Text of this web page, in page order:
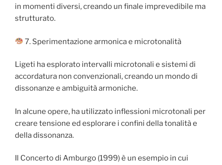
in momenti diversi, creando un finale imprevedibile ma
strutturato.
7. Sperimentazione armonica e microtonalità
Ligeti ha esplorato intervalli microtonali e sistemi di
accordatura non convenzionali, creando un mondo di
dissonanze e ambiguità armoniche.
In alcune opere, ha utilizzato inflessioni microtonali per
creare tensione ed esplorare i confini della tonalità e
della dissonanza.
Il Concerto di Amburgo (1999) è un esempio in cui